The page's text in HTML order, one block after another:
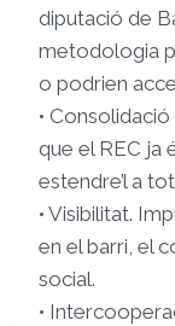
diputació de
metodologia
o podrien
•
que el REC ja
estendre’l a
• Visibilitat.
en el barri, el
social.
•